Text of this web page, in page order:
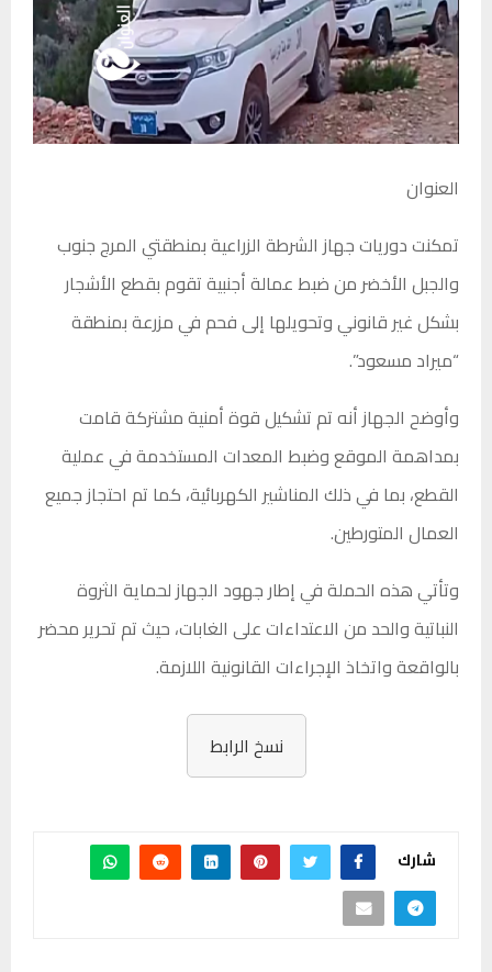
العنوان
تمكنت دوريات جهاز الشرطة الزراعية بمنطقتي المرج جنوب
والجبل الأخضر من ضبط عمالة أجنبية تقوم بقطع الأشجار
بشكل غير قانوني وتحويلها إلى فحم في مزرعة بمنطقة
“ميراد مسعود”.
وأوضح الجهاز أنه تم تشكيل قوة أمنية مشتركة قامت
بمداهمة الموقع وضبط المعدات المستخدمة في عملية
القطع، بما في ذلك المناشير الكهربائية، كما تم احتجاز جميع
العمال المتورطين.
وتأتي هذه الحملة في إطار جهود الجهاز لحماية الثروة
النباتية والحد من الاعتداءات على الغابات، حيث تم تحرير محضر
بالواقعة واتخاذ الإجراءات القانونية اللازمة.
نسخ الرابط
شارك